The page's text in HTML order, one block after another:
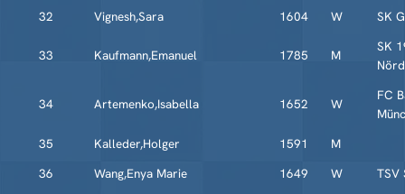
32
Vignesh,Sara 1604 W SK
33 Kaufmann,Emanuel 1785 M
SK
34 Artemenko,Isabella 1652 W
FC
35
Kalleder,Holger 1591
M
36
Wang,Enya Marie 1649 W
TSV